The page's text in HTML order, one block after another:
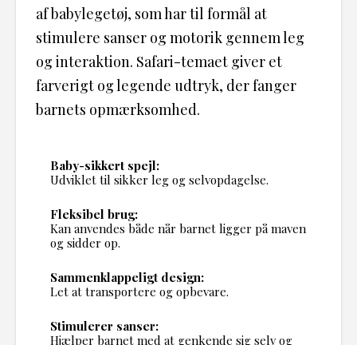
af babylegetøj, som har til formål at
stimulere sanser og motorik gennem leg
og interaktion. Safari-temaet giver et
farverigt og legende udtryk, der fanger
barnets opmærksomhed.
Baby-sikkert spejl:
Udviklet til sikker leg og selvopdagelse.
Fleksibel brug:
Kan anvendes både når barnet ligger på maven
og sidder op.
Sammenklappeligt design:
Let at transportere og opbevare.
Stimulerer sanser:
Hjælper barnet med at genkende sig selv og